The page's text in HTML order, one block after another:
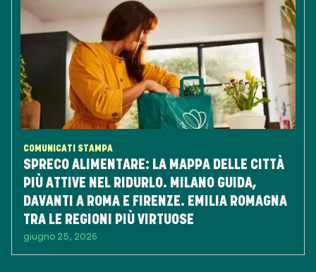
COMUNICATI STAMPA
SPRECO ALIMENTARE: LA MAPPA DELLE CITTÀ
PIÙ ATTIVE NEL RIDURLO. MILANO GUIDA,
DAVANTI A ROMA E FIRENZE. EMILIA ROMAGNA
TRA LE REGIONI PIÙ VIRTUOSE
giugno 25, 2026